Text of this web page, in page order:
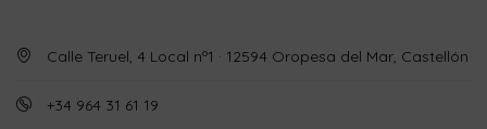
Calle Teruel, 4 Local nº1 · 12594 Oropesa del Mar, Castellón
+34 964 31 61 19